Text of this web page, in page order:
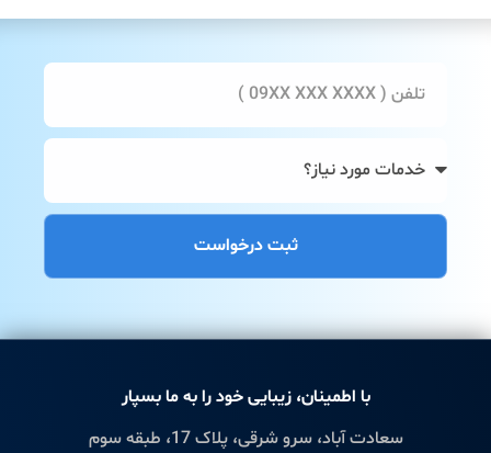
ثبت درخواست
با اطمینان، زیبایی خود را به ما بسپار
سعادت آباد، سرو شرقی، پلاک 17، طبقه سوم